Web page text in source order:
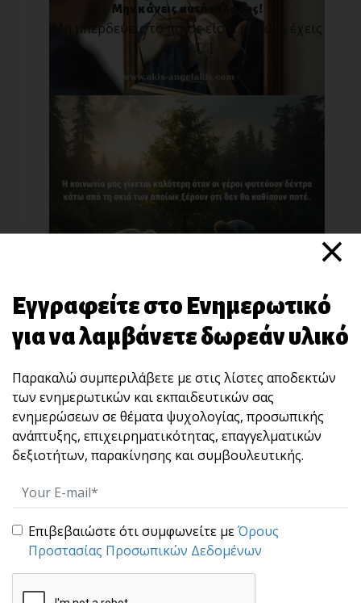
Μην κάνεις αυτό το λάθος!
Μη μπερδεύεις το ποιος είσαι με το τι έχεις
κάνει.[...]
χτίζει αυτοκυριαρχία και ωριμότητα ηγεσίας.
σχέση, μια [...]
×
Εγγραφείτε στο Ενημερωτικό
για να λαμβάνετε δωρεάν υλικό
Παρακαλώ συμπεριλάβετε με στις λίστες αποδεκτών
των ενημερωτικών και εκπαιδευτικών σας
ενημερώσεων σε θέματα ψυχολογίας, προσωπικής
ανάπτυξης, επιχειρηματικότητας, επαγγελματικών
δεξιοτήτων, παρακίνησης και συμβουλευτικής.
Επιβεβαιώστε ότι συμφωνείτε μεΌρους
Προστασίας Προσωπικών Δεδομένων